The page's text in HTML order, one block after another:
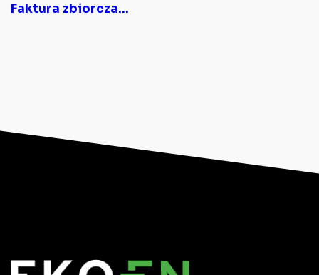
Faktura zbiorcza...